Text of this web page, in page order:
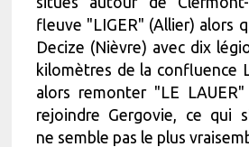
fleuve "LIGER" (Allier) alors
Decize (Nièvre) avec dix
kilomètres de la confluence
alors remonter "LE
rejoindre Gergovie, ce qui
ne semble pas le plus